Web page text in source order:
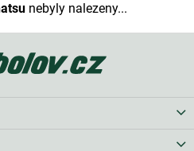
nebyly nalezeny...